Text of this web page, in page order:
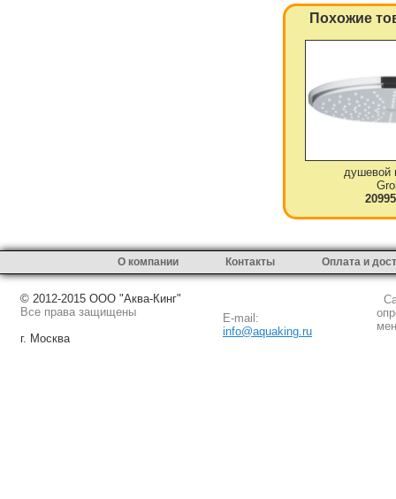
Похожие
душевой
О компании Контакты Оплата и
© 2012-2015 ООО "Аква-Кинг"
Все права защищены
г. Москва
E-mail:
info@aquaking.ru